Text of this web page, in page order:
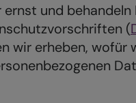
und behandeln
(
wir erheben, wofür